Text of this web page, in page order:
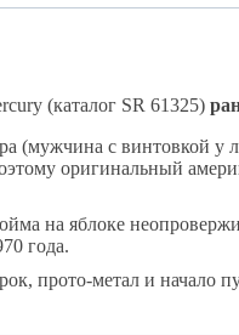
(каталог SR 61325)
(мужчина с винтовкой у
оригинальный
на яблоке
года.
прото-метал и начало